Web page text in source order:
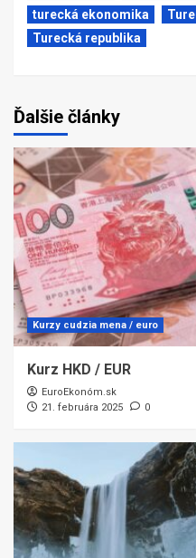
turecká ekonomika
Turecká republika
Ďalšie články
Kurzy cudzia mena / euro
Kurz HKD / EUR
EuroEkonóm.sk
21. februára 2025
0